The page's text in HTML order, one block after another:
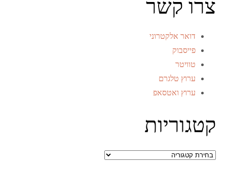
צרו קשר
דואר אלקטרוני
פייסבוק
טוויטר
ערוץ טלגרם
ערוץ ואטסאפ
קטגוריות
קטגוריות